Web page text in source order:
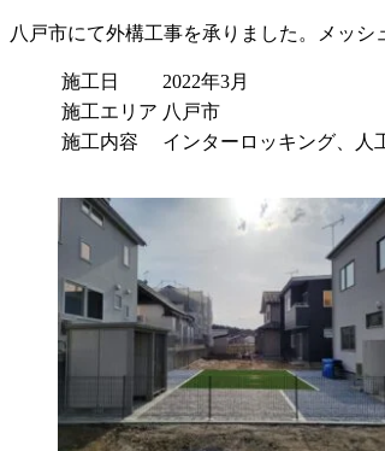
八戸市にて外構工事を承りました。メッ
施工日
2022年3月
施工エリア 八戸市
施工内容
インターロッキング、人